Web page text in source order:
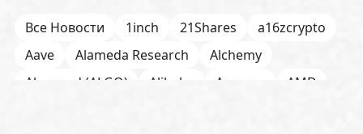
Все Новости 1inch 21Shares
a16zcrypto
Aave
Alameda Research
Alchemy
Algorand (ALGO)
Alibaba Amazon
AMD